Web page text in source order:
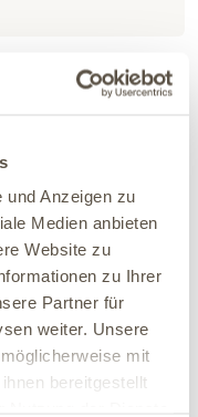
und Anzeigen zu
Medien anbieten
Website zu
zu Ihrer
Partner für
weiter. Unsere
mit
bereitgestellt
10.01.2024
06.01.2024
während des
Anwendung hat
das Fell glänzt